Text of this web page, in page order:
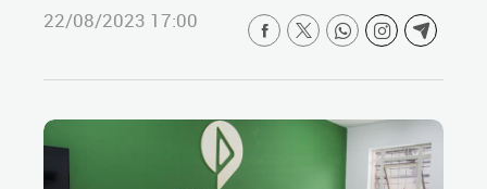
22/08/2023 17:00